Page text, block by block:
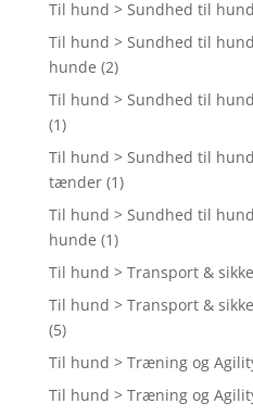
Til hund > Sundhed til
Til hund > Sundhed til
hunde (2)
Til hund > Sundhed til
(1)
Til hund > Sundhed til
tænder (1)
Til hund > Sundhed til
hunde (1)
Til hund > Transport &
Til hund > Transport &
(5)
Til hund > Træning og
Til hund > Træning og